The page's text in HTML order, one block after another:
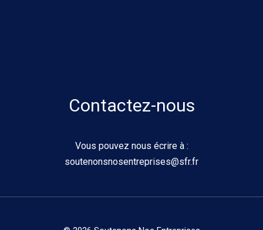
Contactez-nous
Vous pouvez nous écrire à :
soutenonsnosentreprises@sfr.fr